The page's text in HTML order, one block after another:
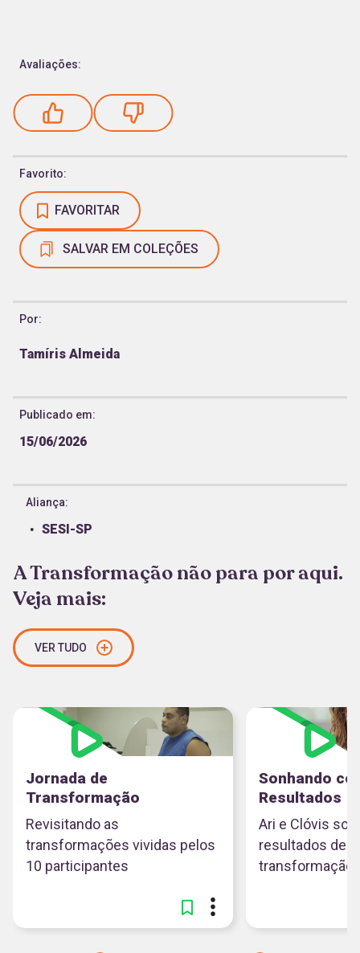
Avaliações:
Favorito:
FAVORITAR
SALVAR EM COLEÇÕES
Por:
Tamíris Almeida
Publicado em:
15/06/2026
Aliança:
SESI-SP
A Transformação não para por aqui.
Veja mais:
VER TUDO
Jornada de
Transformação
Revisitando as
transformações vividas pelos
10 participantes
Sonhando
Resultados
Ari e Clóvis
resultados
transformação